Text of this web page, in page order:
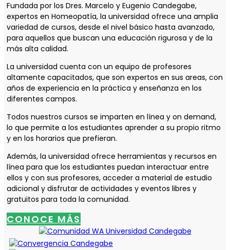
Fundada por los Dres. Marcelo y Eugenio Candegabe,
expertos en Homeopatía, la universidad ofrece una amplia
variedad de cursos, desde el nivel básico hasta avanzado,
para aquellos que buscan una educación rigurosa y de la
más alta calidad.
La universidad cuenta con un equipo de profesores
altamente capacitados, que son expertos en sus areas, con
años de experiencia en la práctica y enseñanza en los
diferentes campos.
Todos nuestros cursos se imparten en línea y on demand,
lo que permite a los estudiantes aprender a su propio ritmo
y en los horarios que prefieran.
Además, la universidad ofrece herramientas y recursos en
línea para que los estudiantes puedan interactuar entre
ellos y con sus profesores, acceder a material de estudio
adicional y disfrutar de actividades y eventos libres y
gratuitos para toda la comunidad.
CONOCE MÁS